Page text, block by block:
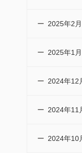
2025年2月
2025年1月
2024年12
2024年11
2024年10